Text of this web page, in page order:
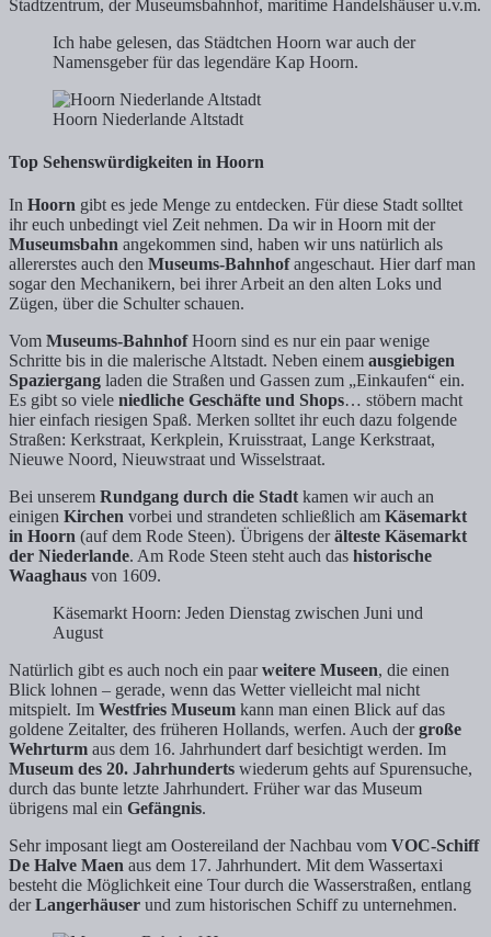
Stadtzentrum, der Museumsbahnhof, maritime Handelshäuser u.v.m.
Ich habe gelesen, das Städtchen Hoorn war auch der
Namensgeber für das legendäre Kap Hoorn.
Hoorn Niederlande Altstadt
Top Sehenswürdigkeiten in Hoorn
In Hoorn gibt es jede Menge zu entdecken. Für diese Stadt solltet
ihr euch unbedingt viel Zeit nehmen. Da wir in Hoorn mit der
Museumsbahn angekommen sind, haben wir uns natürlich als
allererstes auch den Museums-Bahnhofangeschaut. Hier darf man
sogar den Mechanikern, bei ihrer Arbeit an den alten Loks und
Zügen, über die Schulter schauen.
Vom Museums-BahnhofHoorn sind es nur ein paar wenige
Schritte bis in die malerische Altstadt. Neben einem ausgiebigen
Spaziergang laden die Straßen und Gassen zum „Einkaufen“ ein.
Es gibt so viele niedliche Geschäfte und Shops… stöbern macht
hier einfach riesigen Spaß. Merken solltet ihr euch dazu folgende
Straßen: Kerkstraat, Kerkplein, Kruisstraat, Lange Kerkstraat,
Nieuwe Noord, Nieuwstraat und Wisselstraat.
Bei unserem Rundgang durch die Stadt kamen wir auch an
einigen Kirchen vorbei und strandeten schließlich am Käsemarkt
in Hoorn (auf dem Rode Steen). Übrigens derälteste Käsemarkt
der Niederlande. Am Rode Steen steht auch das historische
Waaghaus von 1609.
Käsemarkt Hoorn: Jeden Dienstag zwischen Juni und
August
Natürlich gibt es auch noch ein paarweitere Museen, die einen
Blick lohnen – gerade, wenn das Wetter vielleicht mal nicht
mitspielt. Im Westfries Museum kann man einen Blick auf das
goldene Zeitalter, des früheren Hollands, werfen. Auch dergroße
Wehrturm aus dem 16. Jahrhundert darf besichtigt werden. Im
Museum des 20. Jahrhunderts wiederum gehts auf Spurensuche,
durch das bunte letzte Jahrhundert. Früher war das Museum
übrigens mal ein Gefängnis.
Sehr imposant liegt am Oostereiland der Nachbau vom VOC-Schiff
De Halve Maen aus dem 17. Jahrhundert. Mit dem Wassertaxi
besteht die Möglichkeit eine Tour durch die Wasserstraßen, entlang
derLangerhäuser und zum historischen Schiff zu unternehmen.